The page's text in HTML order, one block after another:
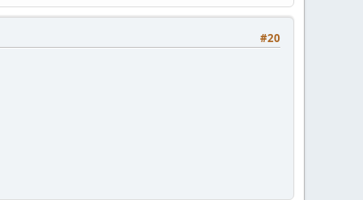
#20